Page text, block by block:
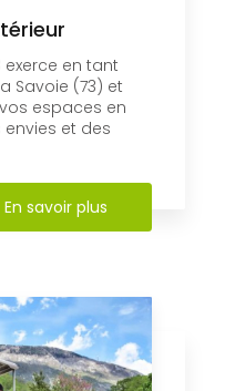
exerce en tant
Savoie (73) et
espaces en
et des
En savoir plus